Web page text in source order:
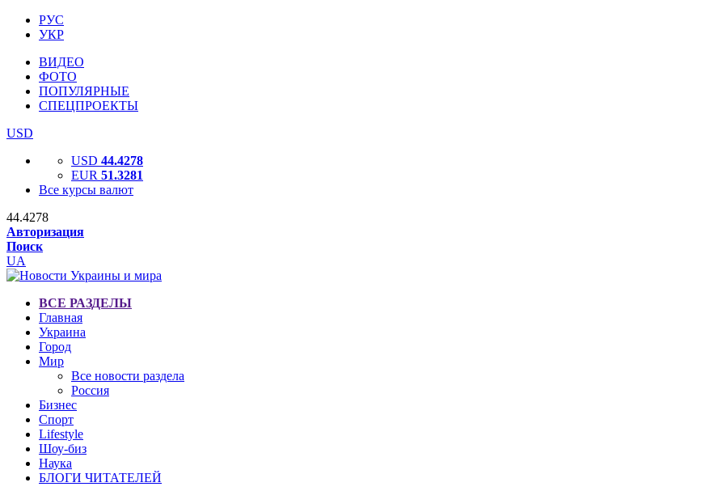
РУС
УКР
ВИДЕО
ФОТО
ПОПУЛЯРНЫЕ
СПЕЦПРОЕКТЫ
USD
USD 44.4278
EUR 51.3281
Все курсы валют
44.4278
Авторизация
Поиск
UA
ВСЕ РАЗДЕЛЫ
Главная
Украина
Город
Мир
Все новости раздела
Россия
Бизнес
Спорт
Lifestyle
Шоу-биз
Наука
БЛОГИ ЧИТАТЕЛЕЙ